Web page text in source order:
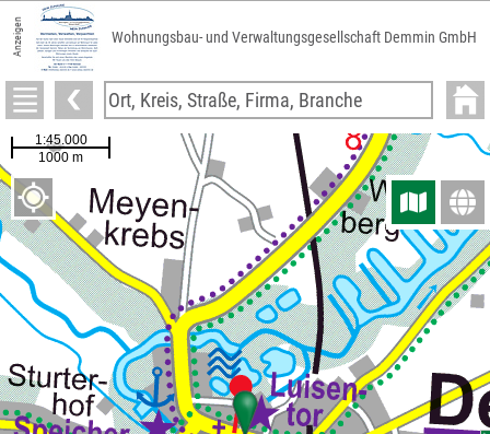
Anzeigen Wohnungsbau- und Verwaltungsgesellschaft Demmin GmbH